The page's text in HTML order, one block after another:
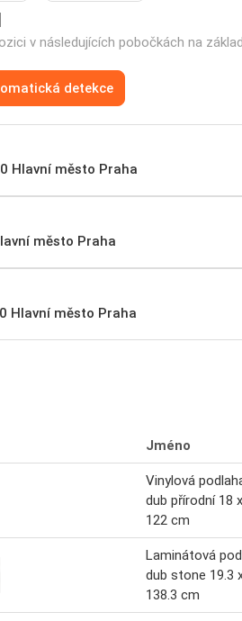
v následujících pobočkách na
detekce
Hlavní město Praha
město Praha
Hlavní město Praha
Jméno
Vinylová
dub přírodní 18 x
122 cm
Laminátová
dub stone 19.3
138.3 cm